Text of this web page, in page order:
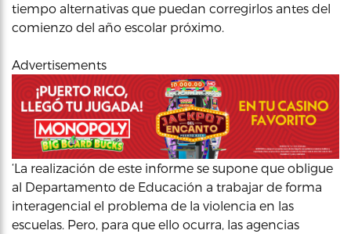
tiempo alternativas que puedan corregirlos antes del
comienzo del año escolar próximo.
Advertisements
‘La realización de este informe se supone que obligue
al Departamento de Educación a trabajar de forma
interagencial el problema de la violencia en las
escuelas. Pero, para que ello ocurra, las agencias